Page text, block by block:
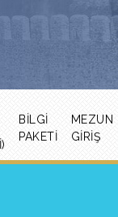
BILGI
PAKETI
MEZUN
GİRİŞ